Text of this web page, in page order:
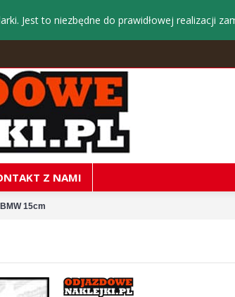
Jest to niezbędne do prawidłowej realizacji
Z NAMI
15cm